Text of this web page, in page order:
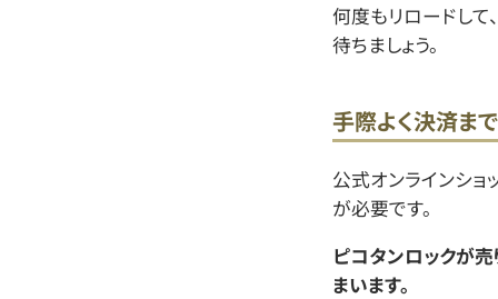
何度もリロードして
待ちましょう。
手際よく決済ま
公式オンラインシ
が必要です。
ピコタンロックが売
まいます。